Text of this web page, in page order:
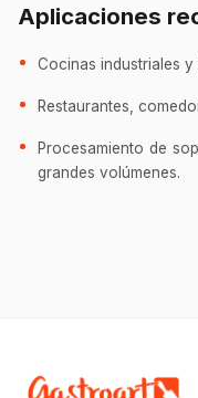
Aplicaciones
Cocinas industriales y
Restaurantes,
Procesamiento de
grandes volúmenes.